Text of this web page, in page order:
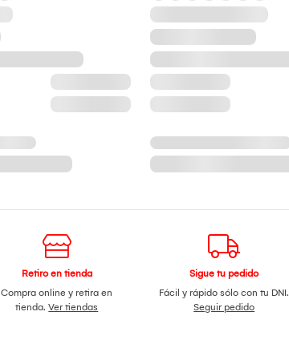
Retiro en tienda
Compra online y retira en
tienda.Ver tiendas
Sigue tu pedido
Fácil y rápido sólo con tu DNI.
Seguir pedido